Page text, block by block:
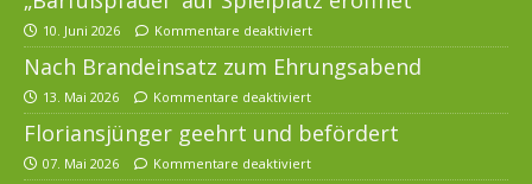
10. Juni 2026 Kommentare deaktiviert
Nach Brandeinsatz zum Ehrungsabend
13. Mai 2026 Kommentare deaktiviert
Floriansjünger geehrt und befördert
07. Mai 2026 Kommentare deaktiviert